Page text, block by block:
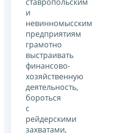
и
невинномысским
предприятиям
грамотно
выстраивать
финансово-
хозяйственную
деятельность,
бороться
с
рейдерскими
захватами,